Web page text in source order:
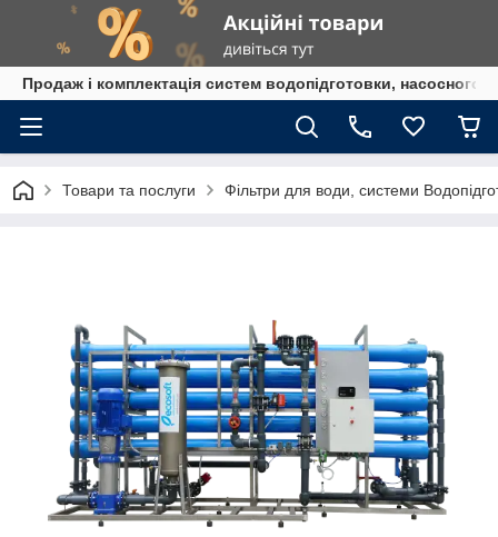
Продаж і комплектація систем водопідготовки, насосного
Товари та послуги Фільтри для води, системи